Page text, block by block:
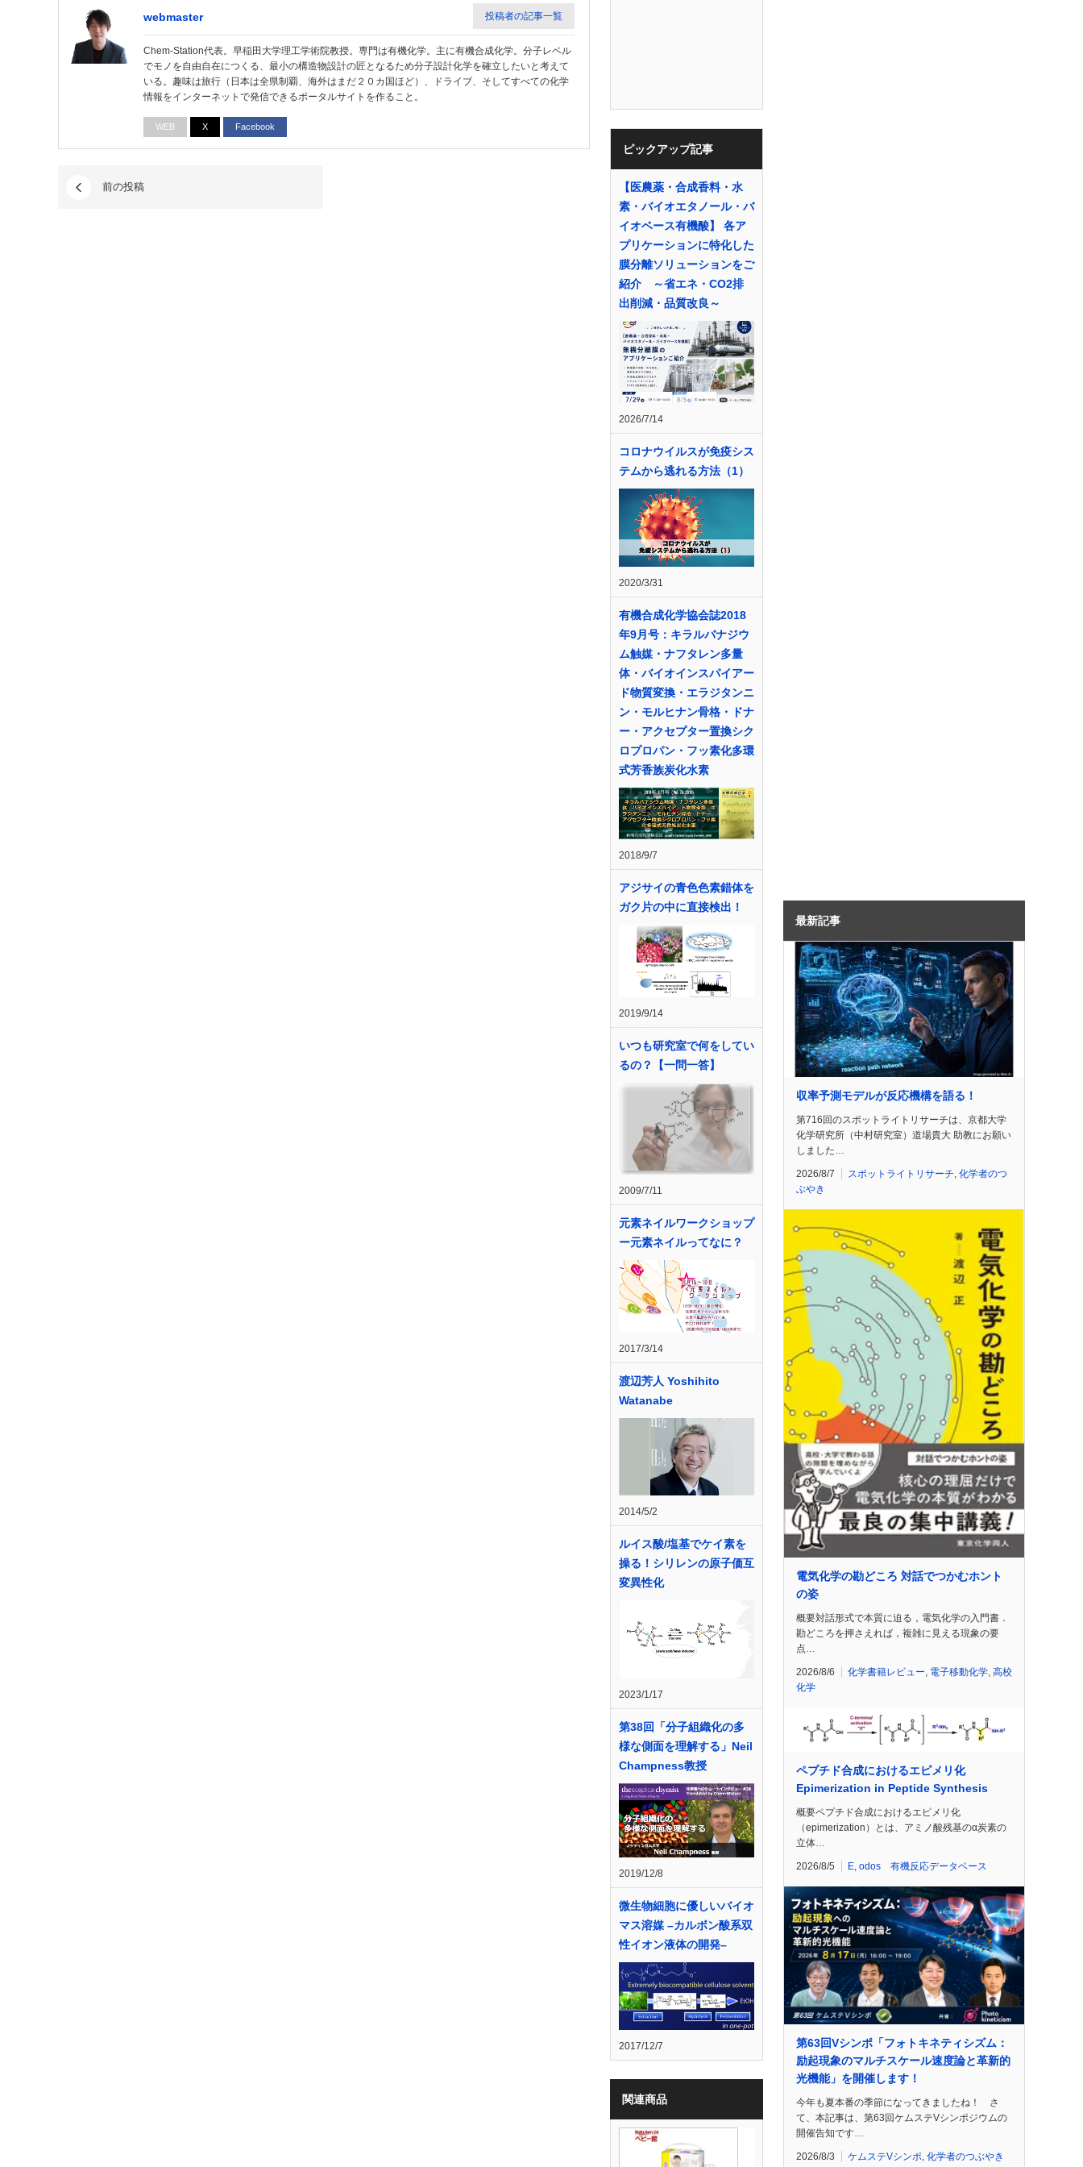
webmaster 投稿者の記事一覧
Chem-Station代表。早稲田大学理工学術院教授。専門は有機化学。主に有機合成化学。分子レベル
でモノを自由自在につくる、最小の構造物設計の匠となるため分子設計化学を確立したいと考えて
いる。趣味は旅行（日本は全県制覇、海外はまだ２０カ国ほど）、ドライブ、そしてすべての化学
情報をインターネットで発信できるポータルサイトを作ること。
WEB X Facebook
前の投稿
ピックアップ記事
【医農薬・合成香料・水
素・バイオエタノール・バ
イオベース有機酸】 各ア
プリケーションに特化した
膜分離ソリューションをご
紹介 ～省エネ・CO2排
出削減・品質改良～
2026/7/14
コロナウイルスが免疫シス
テムから逃れる方法（1）
2020/3/31
有機合成化学協会誌2018
年9月号：キラルバナジウ
ム触媒・ナフタレン多量
体・バイオインスパイアー
ド物質変換・エラジタンニ
ン・モルヒナン骨格・ドナ
ー・アクセプター置換シク
ロプロパン・フッ素化多環
式芳香族炭化水素
2018/9/7
アジサイの青色色素錯体を
ガク片の中に直接検出！
2019/9/14
いつも研究室で何をしてい
るの？【一問一答】
2009/7/11
元素ネイルワークショップ
ー元素ネイルってなに？
2017/3/14
渡辺芳人 Yoshihito
Watanabe
2014/5/2
ルイス酸/塩基でケイ素を
操る！シリレンの原子価互
変異性化
2023/1/17
第38回「分子組織化の多
様な側面を理解する」Neil
Champness教授
2019/12/8
微生物細胞に優しいバイオ
マス溶媒 –カルボン酸系双
性イオン液体の開発–
2017/12/7
関連商品
最新記事
収率予測モデルが反応機構を語る！
第716回のスポットライトリサーチは、京都大学
化学研究所（中村研究室）道場貴大 助教にお願い
しました…
2026/8/7 スポットライトリサーチ 化学者のつ
ぶやき
電気化学の勘どころ 対話でつかむホント
の姿
概要対話形式で本質に迫る，電気化学の入門書．
勘どころを押さえれば，複雑に見える現象の要
点…
2026/8/6 化学書籍レビュー 電子移動化学 高校
化学
ペプチド合成におけるエピメリ化
Epimerization in Peptide Synthesis
概要ペプチド合成におけるエピメリ化
（epimerization）とは、アミノ酸残基のα炭素の
立体…
2026/8/5 E odos 有機反応データベース
第63回Vシンポ「フォトキネティシズム：
励起現象のマルチスケール速度論と革新的
光機能」を開催します！
今年も夏本番の季節になってきましたね！ さ
て、本記事は、第63回ケムステVシンポジウムの
開催告知です…
2026/8/3 ケムステVシンポ, 化学者のつぶやき